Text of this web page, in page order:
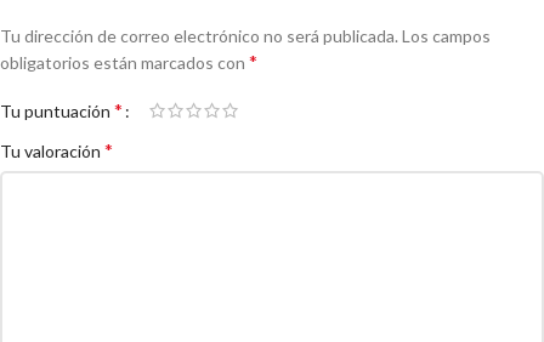
Tu dirección de correo electrónico no será publicada. Los campos
obligatorios están marcados con *
Tu puntuación *
Tu valoración *